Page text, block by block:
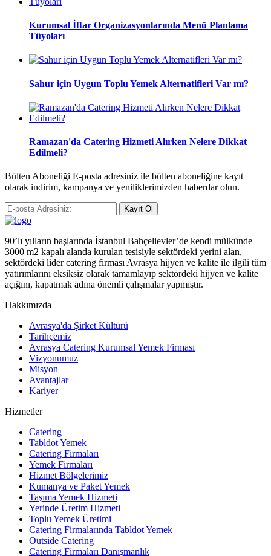
Kurumsal İftar Organizasyonlarında Menü Planlama
Tüyoları
Sahur için Uygun Toplu Yemek Alternatifleri Var mı?
Ramazan'da Catering Hizmeti Alırken Nelere Dikkat
Edilmeli?
Bülten Aboneliği E-posta adresiniz ile bülten aboneliğine kayıt
olarak indirim, kampanya ve yeniliklerimizden haberdar olun.
Kayıt Ol
90’lı yılların başlarında İstanbul Bahçelievler’de kendi mülkünde
3000 m2 kapalı alanda kurulan tesisiyle sektördeki yerini alan,
sektördeki lider catering firması Avrasya hijyen ve kalite ile ilgili tüm
yatırımlarını eksiksiz olarak tamamlayıp sektördeki hijyen ve kalite
açığını, kapatmak adına önemli çalışmalar yapmıştır.
Hakkımızda
Avrasya'da Şirket Kültürü
Tarihçemiz
Avrasya Catering Kurumsal Yemek Firması
Vizyonumuz
Misyon
Avantajlar
Kariyer
Hizmetler
Catering
Tabldot Yemek
Catering Firmaları
Yemek Firmaları
Hizmet Bölgelerimiz
Kumanya ve Paket Yemek
Taşıma Yemek Hizmeti
Yerinde Üretim Hizmeti
Toplu Yemek Üretimi
Catering Firmalarında Tabldot Yemek
Outside Catering
Catering Firmaları Danışmanlık